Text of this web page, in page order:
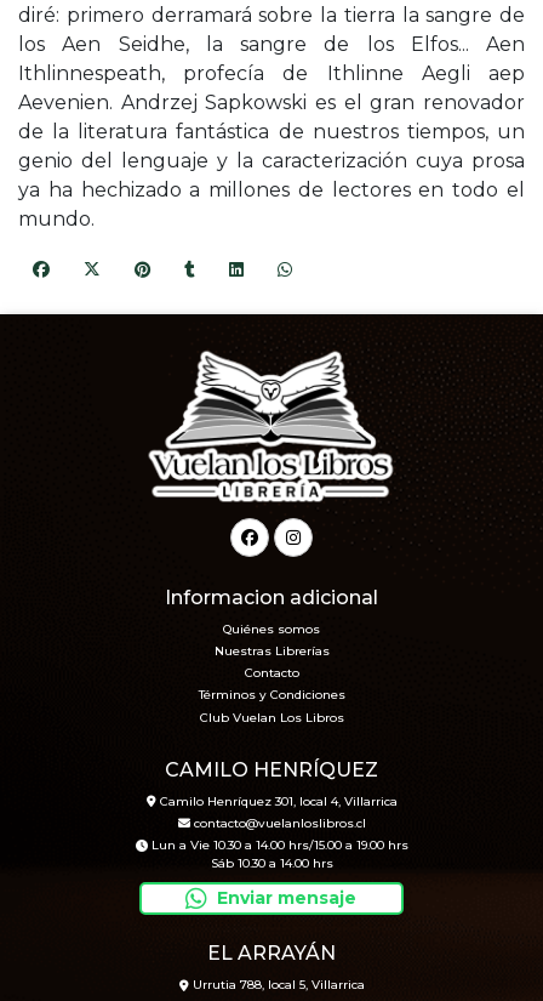
diré: primero derramará sobre la tierra la sangre de
los Aen Seidhe, la sangre de los Elfos... Aen
Ithlinnespeath, profecía de Ithlinne Aegli aep
Aevenien. Andrzej Sapkowski es el gran renovador
de la literatura fantástica de nuestros tiempos, un
genio del lenguaje y la caracterización cuya prosa
ya ha hechizado a millones de lectores en todo el
mundo.
Informacion adicional
Quiénes somos
Nuestras Librerías
Contacto
Términos y Condiciones
Club Vuelan Los Libros
CAMILO HENRÍQUEZ
Camilo Henríquez 301, local 4, Villarrica
contacto@vuelanloslibros.cl
Lun a Vie 10.30 a 14.00 hrs/15.00 a 19.00 hrs
Sáb 10.30 a 14.00 hrs
Enviar mensaje
EL ARRAYÁN
Urrutia 788, local 5, Villarrica